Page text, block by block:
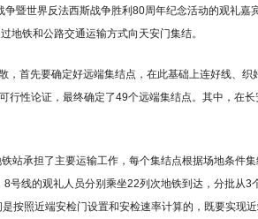
暨世界反法西斯战争胜利80周年纪念活动的观礼嘉
地铁和公路交通运输方式向天安门集结。
，首先要确定好远端集结点，在此基础上连好线、织
行性论证，最终确定了49个远端集结点。其中，在
站承担了主要运输工作，每个集结点根据场地条件
号线的观礼人员分别乘坐22列次地铁到达，分批从3
按照近端安检门设置和安检速率计算的，既要实现